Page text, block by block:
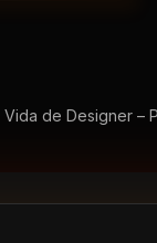
Vida de Designer –